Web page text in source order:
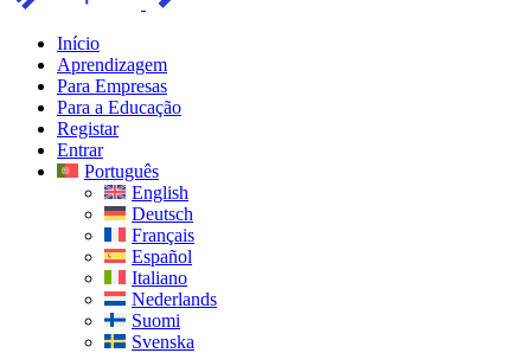
Início
Aprendizagem
Para Empresas
Para a Educação
Registar
Entrar
Português
English
Deutsch
Français
Español
Italiano
Nederlands
Suomi
Svenska